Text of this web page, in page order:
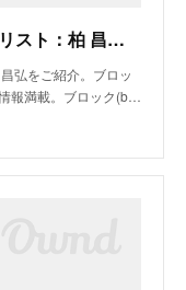
ブロック(bloc)｜美容師・スタイリスト：柏 昌弘｜ホットペッパービューティー
弘をご紹介。ブロッ
報満載。ブロック(b…